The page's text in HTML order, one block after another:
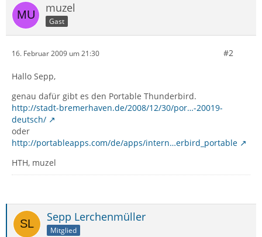
muzel
Gast
16. Februar 2009 um 21:30 #2
Hallo Sepp,
genau dafür gibt es den Portable Thunderbird.
http://stadt-bremerhaven.de/2008/12/30/por…-20019-
deutsch/
oder
http://portableapps.com/de/apps/intern…erbird_portable
HTH, muzel
Sepp Lerchenmüller
Mitglied